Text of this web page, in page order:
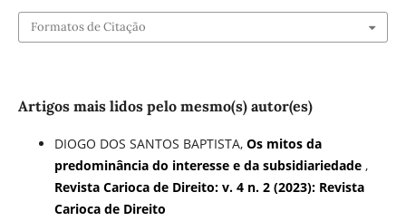
Formatos de Citação
Artigos mais lidos pelo mesmo(s) autor(es)
DIOGO DOS SANTOS BAPTISTA, Os mitos da
predominância do interesse e da subsidiariedade ,
Revista Carioca de Direito: v. 4 n. 2 (2023): Revista
Carioca de Direito